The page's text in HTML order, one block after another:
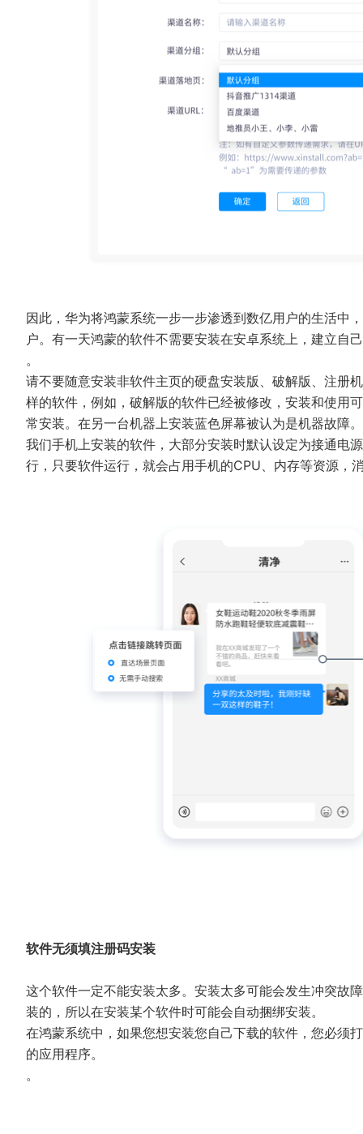
因此，华为将鸿蒙系统一步一步渗透到数亿用户的生活中
户。有一天鸿蒙的软件不需要安装在安卓系统上，建立自
。
请不要随意安装非软件主页的硬盘安装版、破解版、注册
样的软件，例如，破解版的软件已经被修改，安装和使用
常安装。在另一台机器上安装蓝色屏幕被认为是机器故障
我们手机上安装的软件，大部分安装时默认设定为接通电
行，只要软件运行，就会占用手机的CPU、内存等资源，
软件无须填注册码安装
这个软件一定不能安装太多。安装太多可能会发生冲突故
装的，所以在安装某个软件时可能会自动捆绑安装。
在鸿蒙系统中，如果您想安装您自己下载的软件，您必须
的应用程序。
。